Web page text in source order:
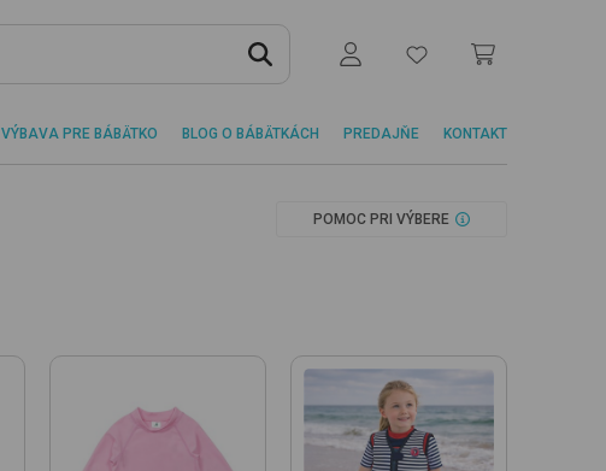
VÝBAVA PRE BÁBÄTKO BLOG O BÁBÄTKÁCH PREDAJŇE KONTAKT
POMOC PRI VÝBERE